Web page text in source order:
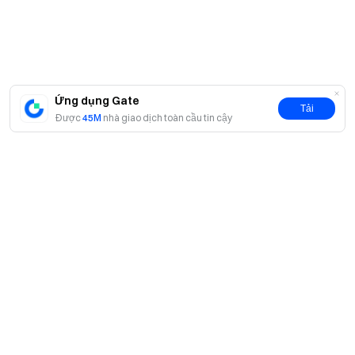
Ứng dụng Gate
Được45M nhà giao dịch toàn cầu tin cậy
Tải
thông tin chi tiết mới nhất
Minh bạch & Bảo mật
Kiểm tra 100% Bằng chứng dự trữ của chúng tôi